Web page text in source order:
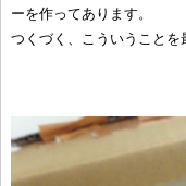
ーを作ってあります。
つくづく、こういうこと